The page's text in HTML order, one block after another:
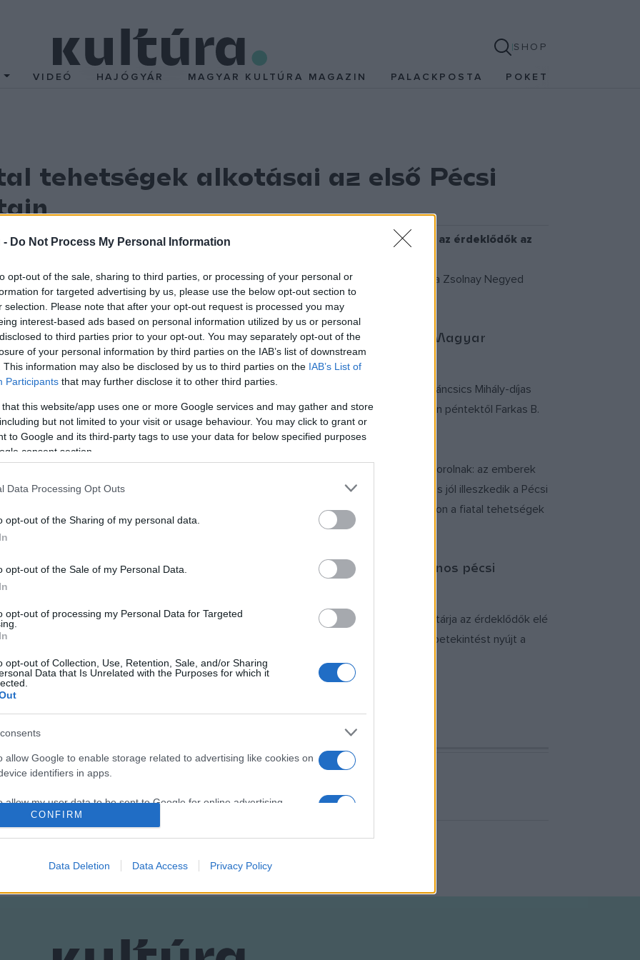
- Do Not Process My Personal Information
opt-out of the sale, sharing to third parties, or processing of your personal or
for targeted advertising by us, please use the below opt-out section to
selection. Please note that after your opt-out request is processed you may
interest-based ads based on personal information utilized by us or personal
to third parties prior to your opt-out. You may separately opt-out of the
of your personal information by third parties on the IAB’s list of downstream
This information may also be disclosed by us to third parties on the IAB’s List of
Participants that may further disclose it to other third parties.
that this website/app uses one or more Google services and may gather and store
but not limited to your visit or usage behaviour. You may click to grant or
to Google and its third-party tags to use your data for below specified purposes
consent section.
Data Processing Opt Outs
opt-out of the Sharing of my personal data.
opt-out of the Sale of my Personal Data.
opt-out of processing my Personal Data for Targeted
opt-out of Collection, Use, Retention, Sale, and/or Sharing
Data that Is Unrelated with the Purposes for which it
allow Google to enable storage related to advertising like cookies on
identifiers in apps.
allow my user data to be sent to Google for online advertising
identifiers in apps.
CONFIRM
Data Deletion Data Access Privacy Policy
SHOP
VIDEÓ HAJÓGYÁR MAGYAR KULTÚRA MAGAZIN PALACKPOSTA POKET
tehetségek alkotásai az első Pécsi
fiatal tehetségek munkáit és Szász János hagyatékát is megtekinthetik az érdeklődők az
keretében április 21-től.
NKft. (ZSÖK) közleménye szerint a hagyományteremtő rendezvény idén a Zsolnay Negyed
a belvárosi Martyn Ferenc Galériában kínál kiállításokat.
sajtófotói című kiállítással az m21 Galériában, valamint a 41. Magyar
a Zsolnay Negyed udvarán indul április 21-én.
alkotásokat bemutató kiállítást 1981 óta szervezik pályázati formában Szalay Zoltán Táncsics Mihály-díjas
Művészetek és Irodalom Háza emeletén található Martyn Ferenc Galériában szintén péntektől Farkas B.
Inside out, a humánum lenyomatacímmel.
környezete jelenik meg, beleértve minden lehetséges hatást, amelyet egymásra gyakorolnak: az emberek
az ember érintésével, vagy a városok az emberi létezés teljes hiányával. A kiállítás jól illeszkedik a Pécsi
is ismert és elismert alkotók mellett bemutatkozási és fejlődési lehetőséget biztosítson a fiatal tehetségek
lesz az az április 28-án nyíló tárlat, amelyen Szász János pécsi
tárlat a 2005-ben elhunyt művész korábban a világ számos pontját bejárt hagyatékát tárja az érdeklődők elé
ahol az életmű minden tematikáját és korszakát felölelő száz fotográfia eddig páratlan betekintést nyújt a
kialakított képet.